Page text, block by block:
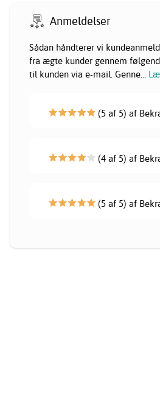
Anmeldelser
Sådan håndterer vi
fra ægte kunder gennem
til kunden via e-mail. Genne...
(5 af 5) af
(4 af 5) af
(5 af 5) af